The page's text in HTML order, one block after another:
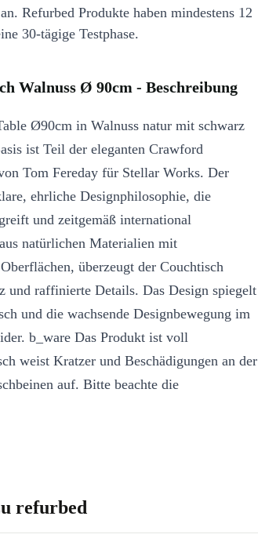
Refurbed Produkte haben mindestens 12
30-tägige Testphase.
Walnuss Ø 90cm - Beschreibung
Ø90cm in Walnuss natur mit schwarz
ist Teil der eleganten Crawford
Tom Fereday für Stellar Works. Der
ehrliche Designphilosophie, die
und zeitgemäß international
natürlichen Materialien mit
überzeugt der Couchtisch
und raffinierte Details. Das Design spiegelt
und die wachsende Designbewegung im
b_ware Das Produkt ist voll
weist Kratzer und Beschädigungen an der
auf. Bitte beachte die
refurbed